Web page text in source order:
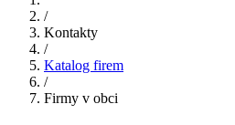
/
Kontakty
/
Katalog firem
/
Firmy v obci